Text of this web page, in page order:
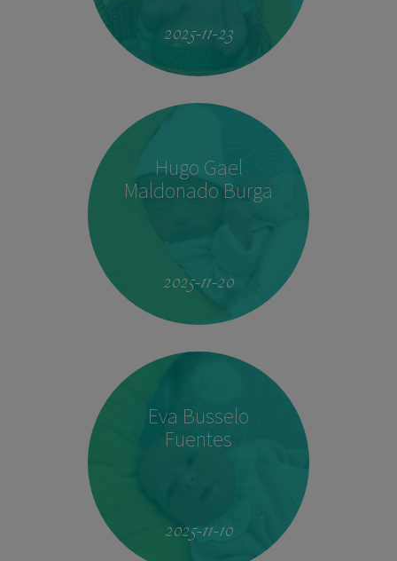
2025-11-23
Hugo Gael
Maldonado Burga
2025-11-20
Eva Busselo
Fuentes
2025-11-10